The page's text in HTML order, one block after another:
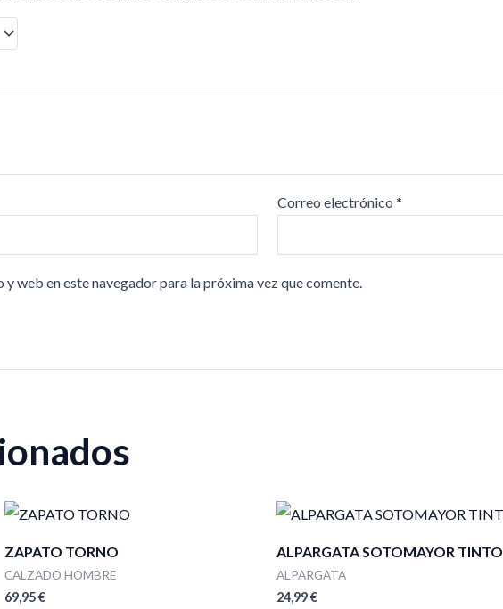
Correo electrónico*
web en este navegador para la próxima vez que comente.
ZAPATO TORNO
CALZADO HOMBRE
69,95€
ALPARGATA SOTOMAYOR TINTO
ALPARGATA
24,99€